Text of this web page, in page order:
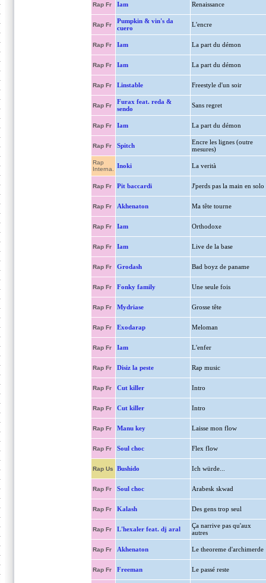
Rap Fr Iam Renaissance
Rap Fr
Pumpkin & vin's da
cuero
L'encre
Rap Fr Iam La part du démon
Rap Fr Iam La part du démon
Rap Fr Linstable Freestyle d'un soir
Rap Fr
Furax feat. reda &
sendo
Sans regret
Rap Fr Iam La part du démon
Rap Fr Spitch
Encre les lignes (outre
mesures)
Rap
Interna.
Inoki La verità
Rap Fr Pit baccardi J'perds pas la main en solo
Rap Fr Akhenaton Ma tête tourne
Rap Fr Iam Orthodoxe
Rap Fr Iam Live de la base
Rap Fr Grodash Bad boyz de paname
Rap Fr Fonky family Une seule fois
Rap Fr Mydriase Grosse tête
Rap Fr Exodarap Meloman
Rap Fr Iam L'enfer
Rap Fr Disiz la peste Rap music
Rap Fr Cut killer Intro
Rap Fr Cut killer Intro
Rap Fr Manu key Laisse mon flow
Rap Fr Soul choc Flex flow
Rap Us Bushido Ich würde...
Rap Fr Soul choc Arabesk skwad
Rap Fr Kalash Des gens trop seul
Rap Fr L'hexaler feat. dj aral
Ça narrive pas qu'aux
autres
Rap Fr Akhenaton Le theoreme d'archimerde
Rap Fr Freeman Le passé reste